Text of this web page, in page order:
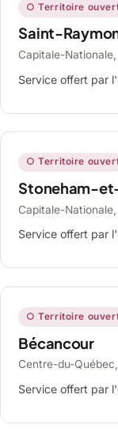
○ Territoire
Saint-
Capitale-Nationale,
Service offert par
○ Territoire
Stoneham-
Capitale-Nationale,
Service offert par
○ Territoire
Bécancour
Centre-du-Québec,
Service offert par